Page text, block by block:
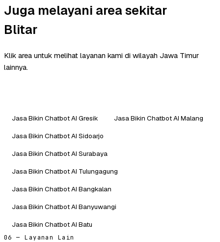
Juga melayani area sekitar
Blitar
Klik area untuk melihat layanan kami di wilayah Jawa Timur
lainnya.
Jasa Bikin Chatbot AI Gresik
Jasa Bikin Chatbot AI Malang
Jasa Bikin Chatbot AI Sidoarjo
Jasa Bikin Chatbot AI Surabaya
Jasa Bikin Chatbot AI Tulungagung
Jasa Bikin Chatbot AI Bangkalan
Jasa Bikin Chatbot AI Banyuwangi
Jasa Bikin Chatbot AI Batu
06 — Layanan Lain